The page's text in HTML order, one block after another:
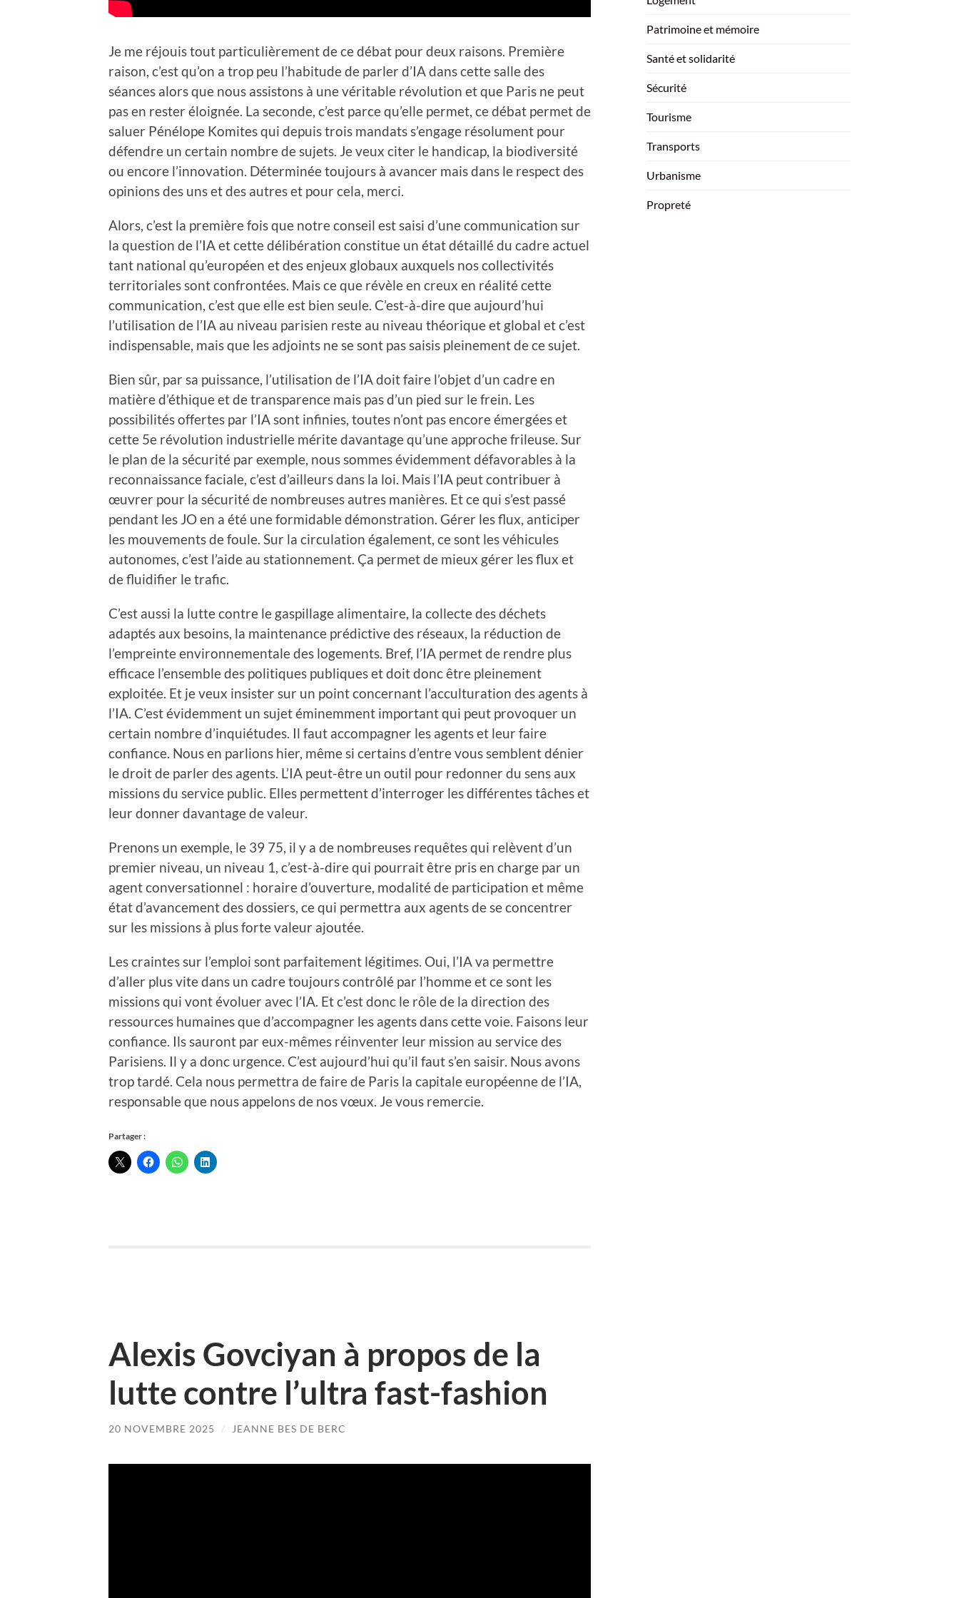
Je me réjouis tout particulièrement de ce débat pour deux raisons. Première
raison, c’est qu’on a trop peu l’habitude de parler d’IA dans cette salle des
séances alors que nous assistons à une véritable révolution et que Paris ne peut
pas en rester éloignée. La seconde, c’est parce qu’elle permet, ce débat permet de
saluer Pénélope Komites qui depuis trois mandats s’engage résolument pour
défendre un certain nombre de sujets. Je veux citer le handicap, la biodiversité
ou encore l’innovation. Déterminée toujours à avancer mais dans le respect des
opinions des uns et des autres et pour cela, merci.
Alors, c’est la première fois que notre conseil est saisi d’une communication sur
la question de l’IA et cette délibération constitue un état détaillé du cadre actuel
tant national qu’européen et des enjeux globaux auxquels nos collectivités
territoriales sont confrontées. Mais ce que révèle en creux en réalité cette
communication, c’est que elle est bien seule. C’est-à-dire que aujourd’hui
l’utilisation de l’IA au niveau parisien reste au niveau théorique et global et c’est
indispensable, mais que les adjoints ne se sont pas saisis pleinement de ce sujet.
Bien sûr, par sa puissance, l’utilisation de l’IA doit faire l’objet d’un cadre en
matière d’éthique et de transparence mais pas d’un pied sur le frein. Les
possibilités offertes par l’IA sont infinies, toutes n’ont pas encore émergées et
cette 5e révolution industrielle mérite davantage qu’une approche frileuse. Sur
le plan de la sécurité par exemple, nous sommes évidemment défavorables à la
reconnaissance faciale, c’est d’ailleurs dans la loi. Mais l’IA peut contribuer à
œuvrer pour la sécurité de nombreuses autres manières. Et ce qui s’est passé
pendant les JO en a été une formidable démonstration. Gérer les flux, anticiper
les mouvements de foule. Sur la circulation également, ce sont les véhicules
autonomes, c’est l’aide au stationnement. Ça permet de mieux gérer les flux et
de fluidifier le trafic.
C’est aussi la lutte contre le gaspillage alimentaire, la collecte des déchets
adaptés aux besoins, la maintenance prédictive des réseaux, la réduction de
l’empreinte environnementale des logements. Bref, l’IA permet de rendre plus
efficace l’ensemble des politiques publiques et doit donc être pleinement
exploitée. Et je veux insister sur un point concernant l’acculturation des agents à
l’IA. C’est évidemment un sujet éminemment important qui peut provoquer un
certain nombre d’inquiétudes. Il faut accompagner les agents et leur faire
confiance. Nous en parlions hier, même si certains d’entre vous semblent dénier
le droit de parler des agents. L’IA peut-être un outil pour redonner du sens aux
missions du service public. Elles permettent d’interroger les différentes tâches et
leur donner davantage de valeur.
Prenons un exemple, le 39 75, il y a de nombreuses requêtes qui relèvent d’un
premier niveau, un niveau 1, c’est-à-dire qui pourrait être pris en charge par un
agent conversationnel : horaire d’ouverture, modalité de participation et même
état d’avancement des dossiers, ce qui permettra aux agents de se concentrer
sur les missions à plus forte valeur ajoutée.
Les craintes sur l’emploi sont parfaitement légitimes. Oui, l’IA va permettre
d’aller plus vite dans un cadre toujours contrôlé par l’homme et ce sont les
missions qui vont évoluer avec l’IA. Et c’est donc le rôle de la direction des
ressources humaines que d’accompagner les agents dans cette voie. Faisons leur
confiance. Ils sauront par eux-mêmes réinventer leur mission au service des
Parisiens. Il y a donc urgence. C’est aujourd’hui qu’il faut s’en saisir. Nous avons
trop tardé. Cela nous permettra de faire de Paris la capitale européenne de l’IA,
responsable que nous appelons de nos vœux. Je vous remercie.
Partager :
Alexis Govciyan à propos de la
lutte contre l’ultra fast-fashion
20 NOVEMBRE 2025 / JEANNE BES DE BERC
Patrimoine et mémoire
Santé et solidarité
Sécurité
Tourisme
Transports
Urbanisme
Propreté